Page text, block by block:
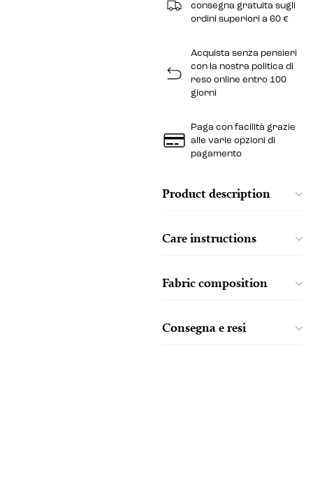
consegna gratuita sugli
ordini superiori a 60 €
Acquista senza pensieri
con la nostra politica di
reso online entro 100
giorni
Paga con facilità grazie
alle varie opzioni di
pagamento
Product description
Care instructions
Fabric composition
Consegna e resi